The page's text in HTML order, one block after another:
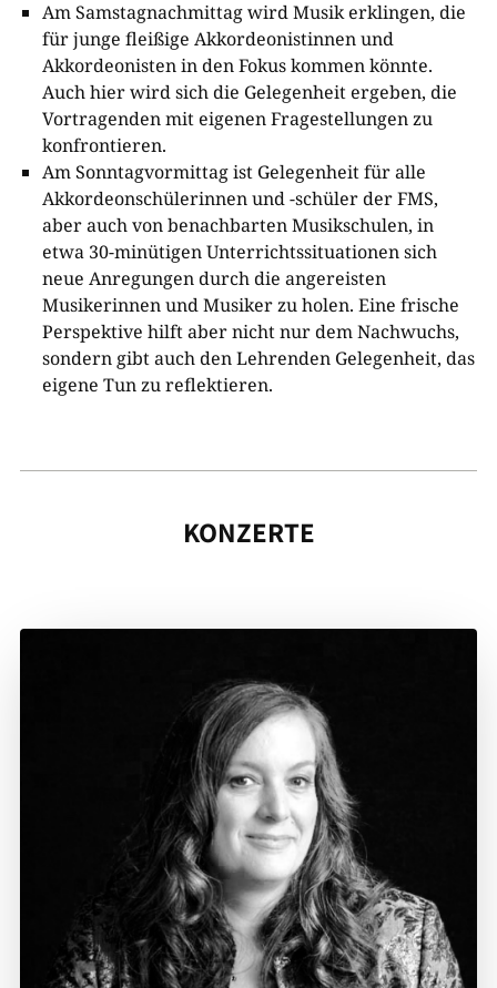
Am Samstagnachmittag wird Musik erklingen, die
für junge fleißige Akkordeonistinnen und
Akkordeonisten in den Fokus kommen könnte.
Auch hier wird sich die Gelegenheit ergeben, die
Vortragenden mit eigenen Fragestellungen zu
konfrontieren.
Am Sonntagvormittag ist Gelegenheit für alle
Akkordeonschülerinnen und -schüler der FMS,
aber auch von benachbarten Musikschulen, in
etwa 30-minütigen Unterrichtssituationen sich
neue Anregungen durch die angereisten
Musikerinnen und Musiker zu holen. Eine frische
Perspektive hilft aber nicht nur dem Nachwuchs,
sondern gibt auch den Lehrenden Gelegenheit, das
eigene Tun zu reflektieren.
KONZERTE